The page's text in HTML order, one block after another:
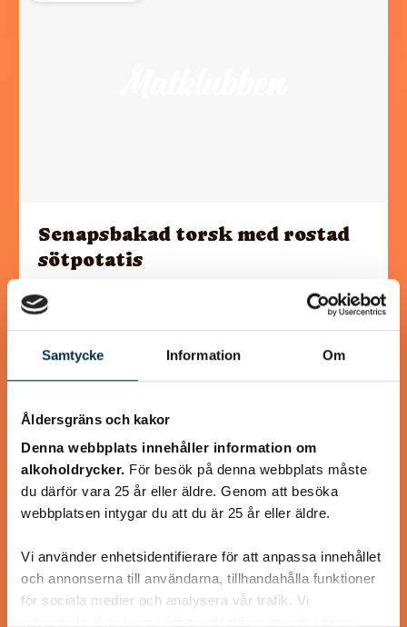
Samtycke Information Om
Åldersgräns och kakor
Denna webbplats innehåller information om
alkoholdrycker. För besök på denna webbplats måste
du därför vara 25 år eller äldre. Genom att besöka
webbplatsen intygar du att du är 25 år eller äldre.
Vi använder enhetsidentifierare för att anpassa innehållet
och annonserna till användarna, tillhandahålla funktioner
för sociala medier och analysera vår trafik. Vi
Senapsbakad torsk med rostad
sötpotatis
En rätt som går hem hos de flesta familjemedlemmarna är
@koppargrytan